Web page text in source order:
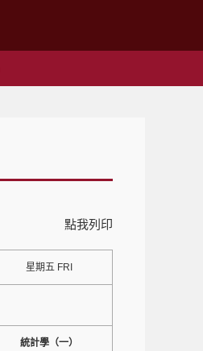
點我列印
星期五 FRI
統計學（一）